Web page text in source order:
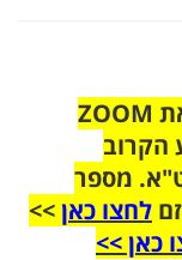
הצטרפו לקבוצת הוואטסאפ לקראת ZOOM
הקרוב
מספר
לחצו כאן>>
כאן >>